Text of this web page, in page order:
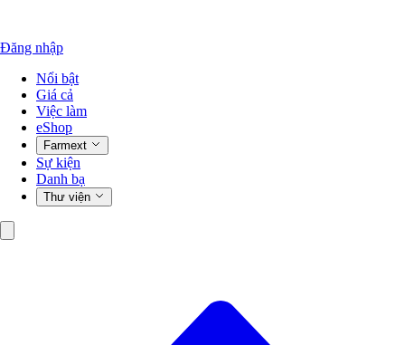
Đăng nhập
Nổi bật
Giá cả
Việc làm
eShop
Farmext
Sự kiện
Danh bạ
Thư viện